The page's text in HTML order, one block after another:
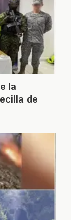
la
de